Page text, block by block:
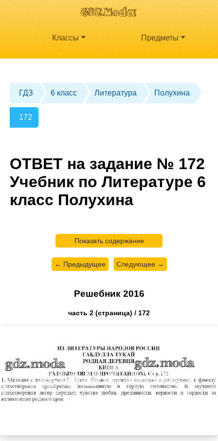
Классы Предметы
ГДЗ 6 класс Литература Полухина
172
ОТВЕТ на задание № 172
Учебник по Литературе 6
класс Полухина
Показать содержание
← Предыдущее Следующее →
Решебник 2016
часть 2 (страница) / 172